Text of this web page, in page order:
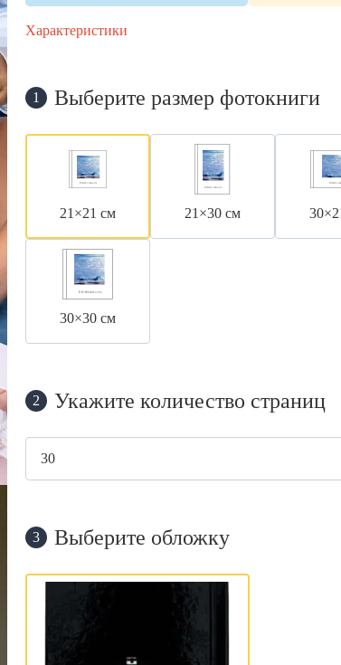
Характеристики
1 Выберите размер фотокниги
21×21 см 21×30 см
30×30 см
2 Укажите количество страниц
3 Выберите обложку